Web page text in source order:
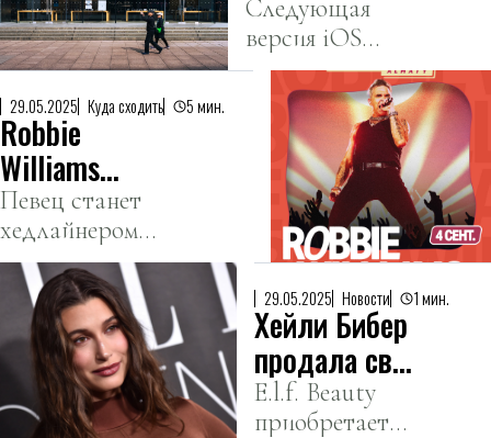
своих
операционных
систем
Следующая
версия iOS
будет
называться iOS
26, а не iOS 19.
29.05.2025 Куда сходить 5 мин.
Robbie
Williams
выступит на
Park Live
Almaty
Певец станет
хедлайнером
дополнительного
дня фестиваля.
29.05.2025 Новости 1 мин.
Хейли Бибер
продала свой
бренд
E.l.f. Beauty
приобретает